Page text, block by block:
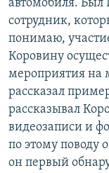
автомобиля.
сотрудник,
понимаю,
Коровину
мероприятия на
рассказал
рассказывал
видеозаписи и
по этому поводу
он первый